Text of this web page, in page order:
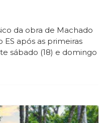
da obra de Machado
após as primeiras
sábado (18) e domingo